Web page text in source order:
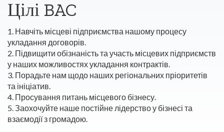
Цілі BAC
1. Навчіть місцеві підприємства нашому процесу
укладання договорів.
2. Підвищити обізнаність та участь місцевих підприємств
у наших можливостях укладання контрактів.
3. Порадьте нам щодо наших регіональних пріоритетів
та ініціатив.
4. Просування питань місцевого бізнесу.
5.Заохочуйте наше постійне лідерство у бізнесі та
взаємодії з громадою.